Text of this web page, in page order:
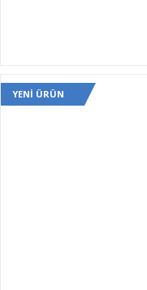
YENI ÜRÜN